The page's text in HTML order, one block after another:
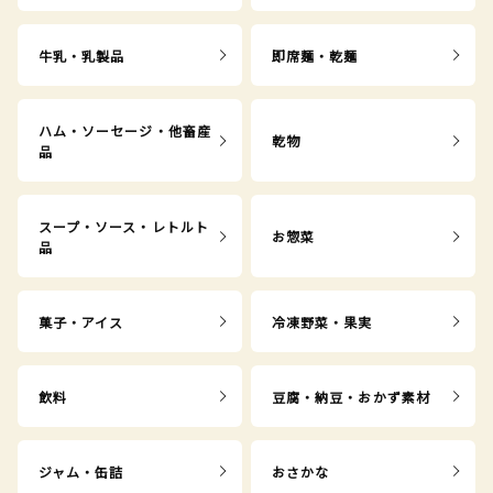
牛乳・乳製品 即席麺・乾麺
ハム・ソーセージ・他畜産
品
乾物
スープ・ソース・レトルト
品
お惣菜
菓子・アイス 冷凍野菜・果実
飲料 豆腐・納豆・おかず素材
ジャム・缶詰 おさかな